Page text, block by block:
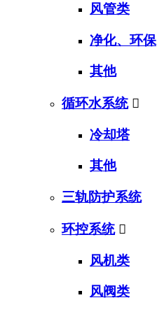
风管类
净化、环保
其他
循环水系统 
冷却塔
其他
三轨防护系统
环控系统 
风机类
风阀类